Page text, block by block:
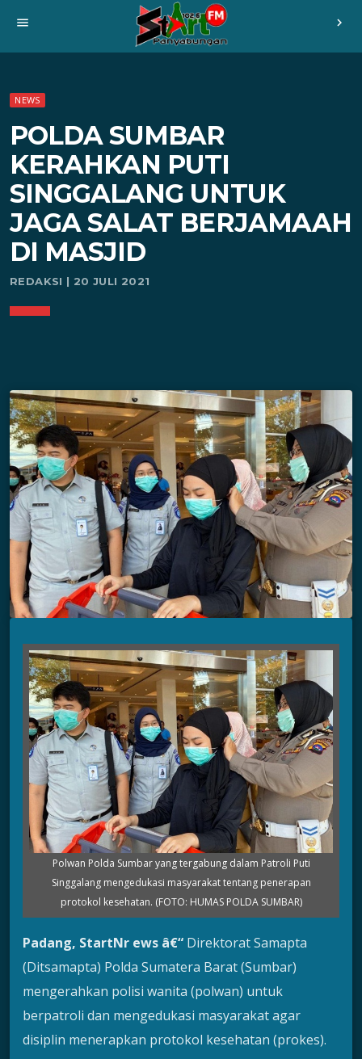
menu chevron_right
NEWS
POLDA SUMBAR
KERAHKAN PUTI
SINGGALANG UNTUK
JAGA SALAT BERJAMAAH
DI MASJID
REDAKSI | 20 JULI 2021
Polwan Polda Sumbar yang tergabung dalam Patroli Puti
Singgalang mengedukasi masyarakat tentang penerapan
protokol kesehatan. (FOTO: HUMAS POLDA SUMBAR)
Padang, StartNr ews â€“ Direktorat Samapta
(Ditsamapta) Polda Sumatera Barat (Sumbar)
mengerahkan polisi wanita (polwan) untuk
berpatroli dan mengedukasi masyarakat agar
disiplin menerapkan protokol kesehatan (prokes).